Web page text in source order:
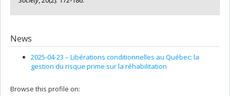
News
2025-04-23 – Libérations conditionnelles au Québec: la
gestion du risque prime sur la réhabilitation
Browse this profile on: